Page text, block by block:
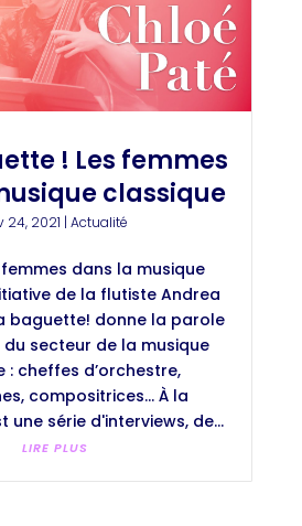
! Les femmes
classique
24, 2021 | Actualité
dans la musique
de la flutiste Andrea
baguette! donne la parole
du secteur de la musique
: cheffes d’orchestre,
compositrices... À la
une série d'interviews, de...
LIRE PLUS